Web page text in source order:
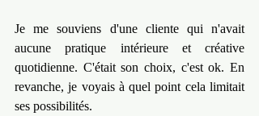
Je me souviens d'une cliente qui n'avait
aucune pratique intérieure et créative
quotidienne. C'était son choix, c'est ok. En
revanche, je voyais à quel point cela limitait
ses possibilités.